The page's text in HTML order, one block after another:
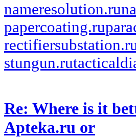
nameresolution.ru
papercoating.ru
stungun.ru
Re: Where is it
Apteka.ru or